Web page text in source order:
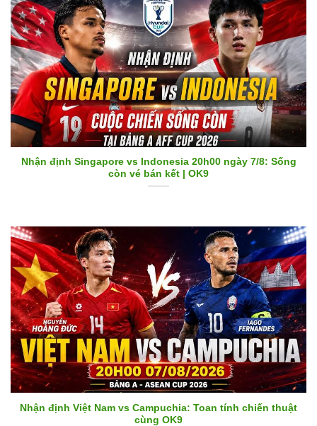
Nhận định Singapore vs Indonesia 20h00 ngày 7/8: Sống
còn vé bán kết | OK9
Nhận định Việt Nam vs Campuchia: Toan tính chiến thuật
cùng OK9